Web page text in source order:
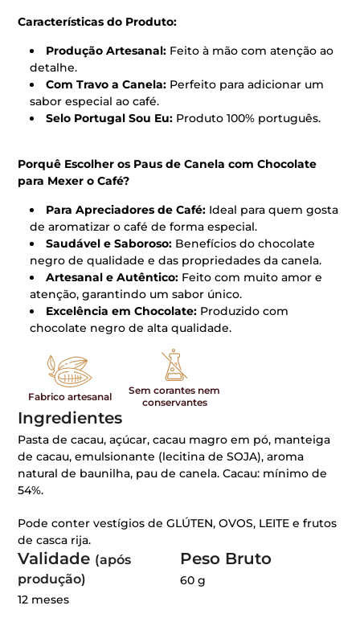
Características do Produto:
Produção Artesanal: Feito à mão com atenção ao
detalhe.
Com Travo a Canela: Perfeito para adicionar um
sabor especial ao café.
Selo Portugal Sou Eu: Produto 100% português.
Porquê Escolher os Paus de Canela com Chocolate
para Mexer o Café?
Para Apreciadores de Café: Ideal para quem gosta
de aromatizar o café de forma especial.
Saudável e Saboroso: Benefícios do chocolate
negro de qualidade e das propriedades da canela.
Artesanal e Autêntico: Feito com muito amor e
atenção, garantindo um sabor único.
Excelência em Chocolate: Produzido com
chocolate negro de alta qualidade.
Fabrico artesanal
Sem corantes nem
conservantes
Ingredientes
Pasta de cacau, açúcar, cacau magro em pó, manteiga
de cacau, emulsionante (lecitina de SOJA), aroma
natural de baunilha, pau de canela. Cacau: mínimo de
54%.
Pode conter vestígios de GLÚTEN, OVOS, LEITE e frutos
de casca rija.
Validade (após
produção)
12 meses
Peso Bruto
60 g